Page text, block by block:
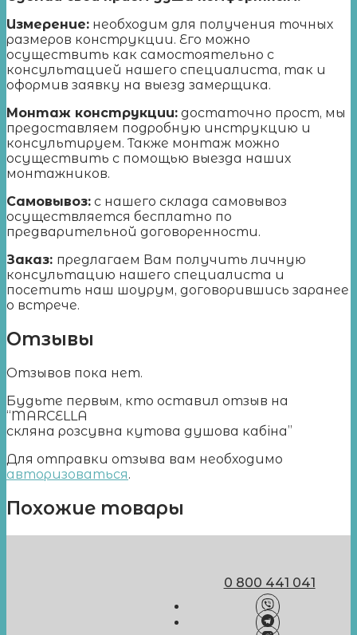
Измерение: необходим для получения точных
размеров конструкции. Его можно
осуществить как самостоятельно с
консультацией нашего специалиста, так и
оформив заявку на выезд замерщика.
Монтаж конструкции: достаточно прост, мы
предоставляем подробную инструкцию и
консультируем. Также монтаж можно
осуществить с помощью выезда наших
монтажников.
Самовывоз: с нашего склада самовывоз
осуществляется бесплатно по
предварительной договоренности.
Заказ: предлагаем Вам получить личную
консультацию нашего специалиста и
посетить наш шоурум, договорившись заранее
о встрече.
Отзывы
Отзывов пока нет.
Будьте первым, кто оставил отзыв на
“MARCELLA
cкляна розсувна кутова душова кабіна”
Для отправки отзыва вам необходимо
авторизоваться.
Похожие товары
0 800 441 041